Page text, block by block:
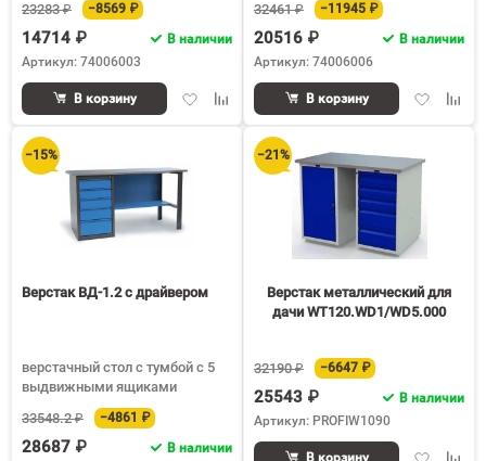
23283 ₽
−8569 ₽
14714 ₽
В наличии
Артикул: 74006003
ДобавитьДобавить
сравнению
В корзину
32461 ₽
−11945 ₽
20516 ₽
В наличии
Артикул: 74006006
Добавить
В корзину
−15%
Верстак ВД-1.2 с драйвером
верстачный стол с тумбой с 5
выдвижными ящиками
33548.2 ₽
−4861 ₽
28687 ₽
В наличии
−21%
Верстак металлический для
дачи WT120.WD1/WD5.000
32190 ₽ −6647 ₽
25543 ₽
В наличии
Артикул: PROFIW1090
Добавить